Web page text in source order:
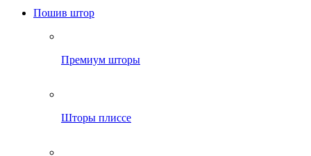
Пошив штор
Премиум шторы
Шторы плиссе